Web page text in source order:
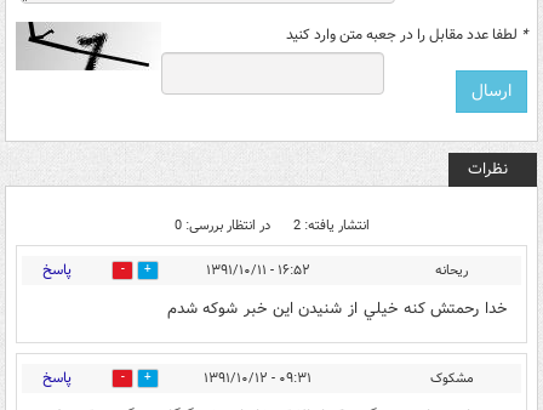
* لطفا عدد مقابل را در جعبه متن وارد کنید
نظرات
انتشار یافته: 2 در انتظار بررسی: 0
ريحانه ۱۶:۵۲ - ۱۳۹۱/۱۰/۱۱ 0 پاسخ
خدا رحمتش كنه خيلي از شنيدن اين خبر شوكه شدم
مشکوک ۰۹:۳۱ - ۱۳۹۱/۱۰/۱۲ 0 پاسخ